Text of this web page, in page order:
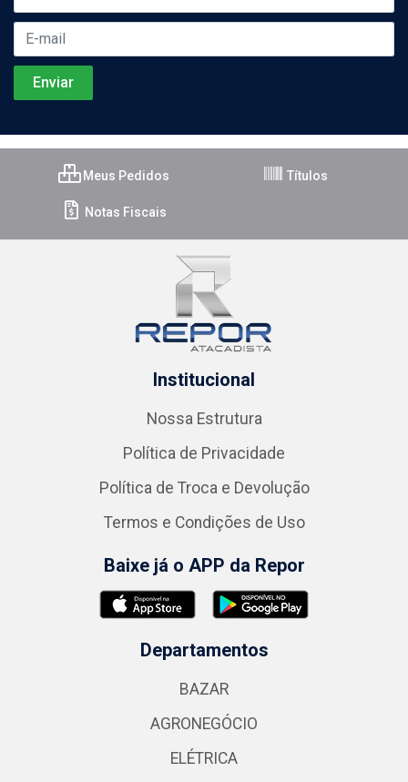
Meus Pedidos Títulos
Notas Fiscais
Institucional
Nossa Estrutura
Política de Privacidade
Política de Troca e Devolução
Termos e Condições de Uso
Baixe já o APP da Repor
Departamentos
BAZAR
AGRONEGÓCIO
ELÉTRICA